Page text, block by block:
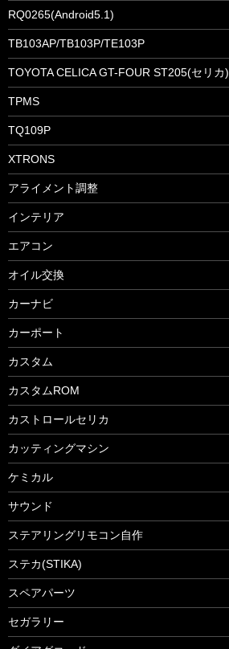
RQ0265(Android5.1)
TB103AP/TB103P/TE103P
TOYOTA CELICA GT-FOUR ST205(セリカ)
TPMS
TQ109P
XTRONS
アライメント調整
インテリア
エアコン
オイル交換
カーナビ
カーポート
カスタム
カスタムROM
カストロールセリカ
カッティングマシン
ケミカル
サウンド
ステアリングリモコン自作
ステカ(STIKA)
スペアパーツ
セガラリー